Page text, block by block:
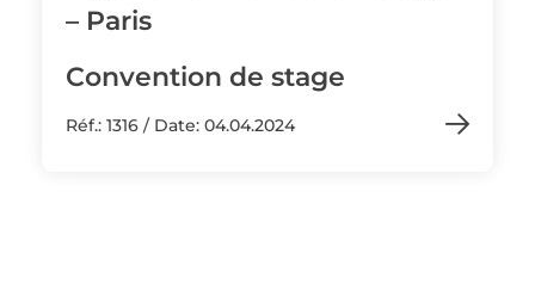
– Paris
Convention de stage
Réf.: 1316 / Date: 04.04.2024